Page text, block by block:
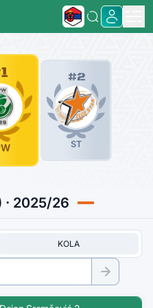
#2
ST
· 2025/26
KOLA